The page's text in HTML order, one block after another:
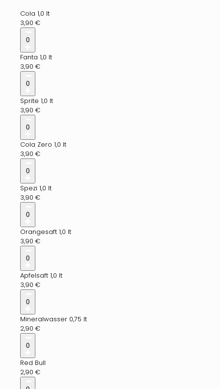
Cola 1,0 lt
3,90 €
0
Fanta 1,0 lt
3,90 €
0
Sprite 1,0 lt
3,90 €
0
Cola Zero 1,0 lt
3,90 €
0
Spezi 1,0 lt
3,90 €
0
Orangesaft 1,0 lt
3,90 €
0
Apfelsaft 1,0 lt
3,90 €
0
Mineralwasser 0,75 lt
2,90 €
0
Red Bull
2,90 €